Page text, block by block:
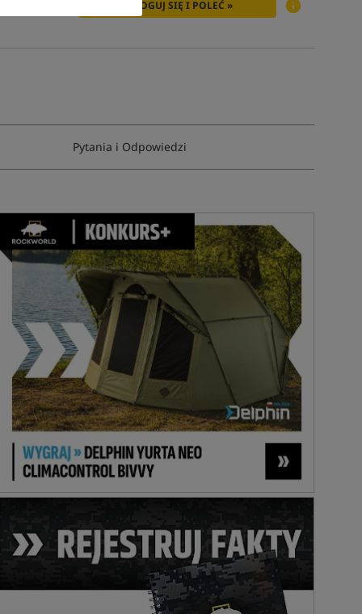
ZALOGUJ SIĘ I POLEĆ »
Pytania i Odpowiedzi